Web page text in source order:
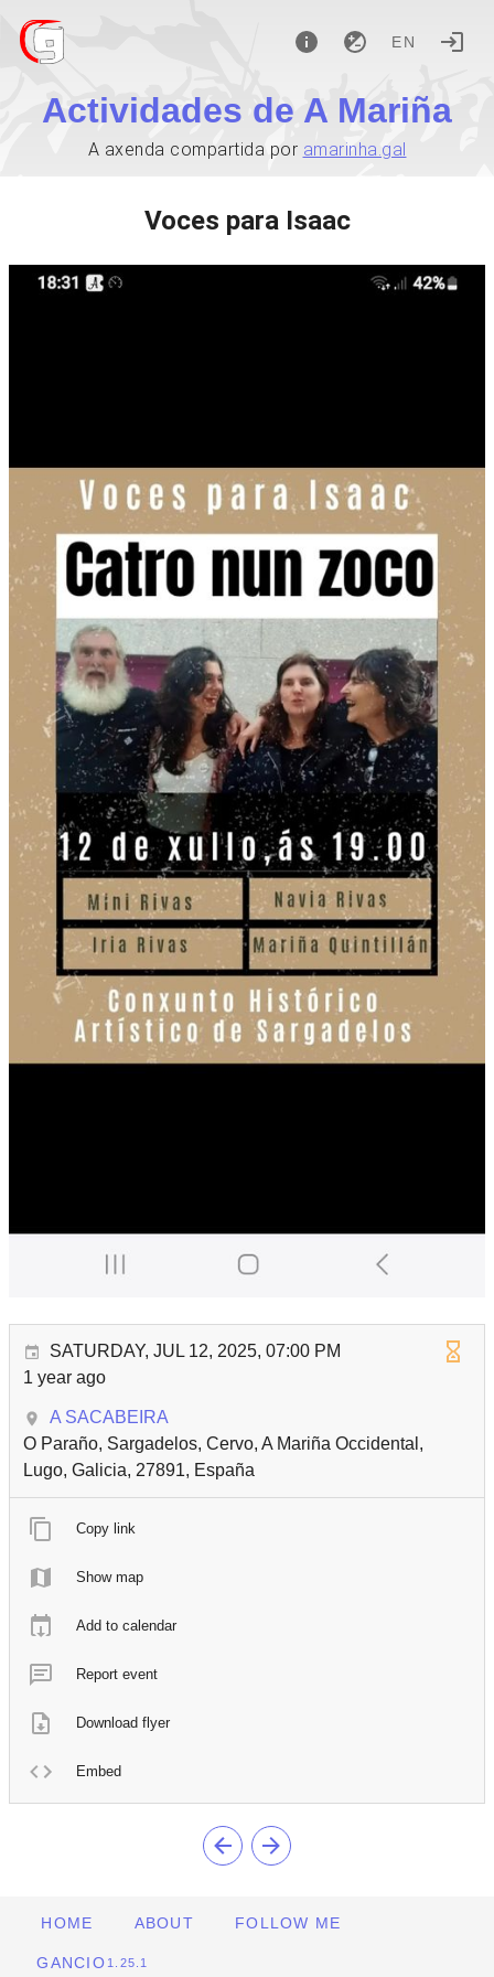
EN
Actividades de A Mariña
A axenda compartida por amarinha.gal
Voces para Isaac
SATURDAY, JUL 12, 2025, 07:00 PM
1 year ago
A SACABEIRA
O Paraño, Sargadelos, Cervo, A Mariña Occidental,
Lugo, Galicia, 27891, España
Copy link
Show map
Add to calendar
Report event
Download flyer
Embed
HOME ABOUT FOLLOW ME
GANCIO 1.25.1